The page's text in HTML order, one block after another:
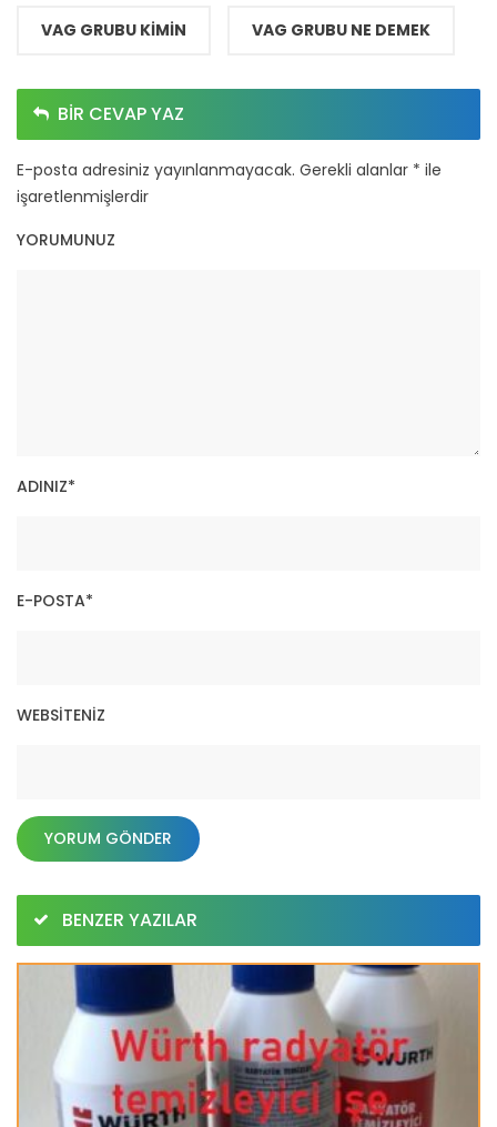
VAG GRUBU KIMIN VAG GRUBU NE DEMEK
BIR CEVAP YAZ
E-posta adresiniz yayınlanmayacak. Gerekli alanlar * ile
işaretlenmişlerdir
YORUMUNUZ
ADINIZ*
E-POSTA*
WEBSITENIZ
BENZER YAZILAR